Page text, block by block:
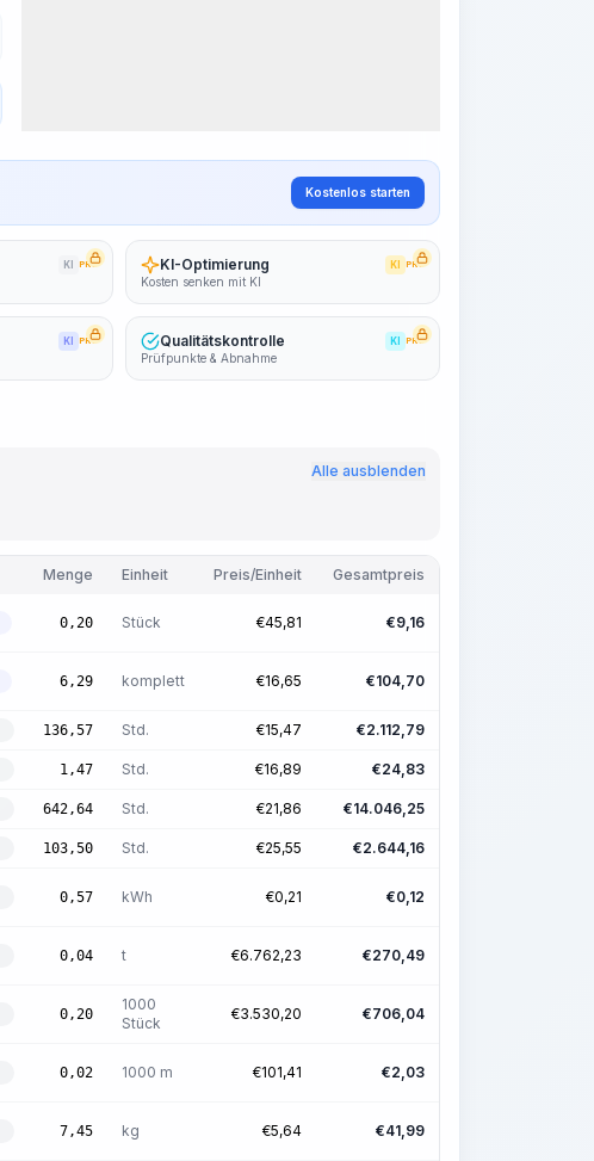
Kostenlos starten
KI PRO KI-Optimierung KI PRO
Kosten senken mit KI
KI PRO Qualitätskontrolle KI PRO
Prüfpunkte & Abnahme
Alle ausblenden
Menge Einheit Preis/Einheit Gesamtpreis
0,20 Stück €45,81 €9,16
6,29 komplett €16,65 €104,70
136,57 Std. €15,47 €2.112,79
1,47 Std. €16,89 €24,83
642,64 Std. €21,86 €14.046,25
103,50 Std. €25,55 €2.644,16
0,57 kWh €0,21 €0,12
0,04 t €6.762,23 €270,49
0,20
1000
Stück
€3.530,20 €706,04
0,02 1000 m €101,41 €2,03
7,45 kg €5,64 €41,99